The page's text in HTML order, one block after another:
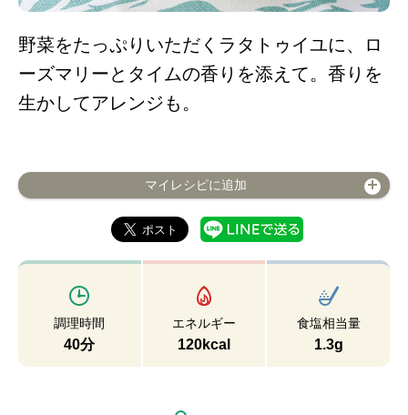
野菜をたっぷりいただくラタトゥイユに、ロ
ーズマリーとタイムの香りを添えて。香りを
生かしてアレンジも。
マイレシピに追加
調理時間
40分
エネルギー
120kcal
食塩相当量
1.3g